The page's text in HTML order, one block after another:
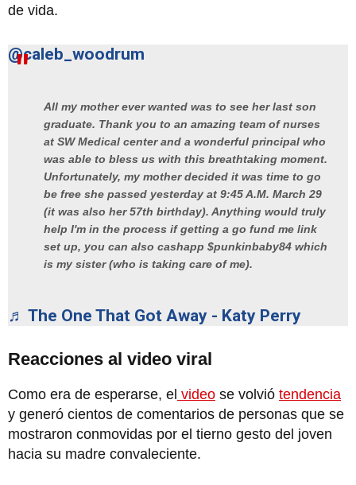
de vida.
@caleb_woodrum
All my mother ever wanted was to see her last son
graduate. Thank you to an amazing team of nurses
at SW Medical center and a wonderful principal who
was able to bless us with this breathtaking moment.
Unfortunately, my mother decided it was time to go
be free she passed yesterday at 9:45 A.M. March 29
(it was also her 57th birthday). Anything would truly
help I'm in the process if getting a go fund me link
set up, you can also cashapp $punkinbaby84 which
is my sister (who is taking care of me).
♬ The One That Got Away - Katy Perry
Reacciones al video viral
Como era de esperarse, el video se volvió tendencia
y generó cientos de comentarios de personas que se
mostraron conmovidas por el tierno gesto del joven
hacia su madre convaleciente.